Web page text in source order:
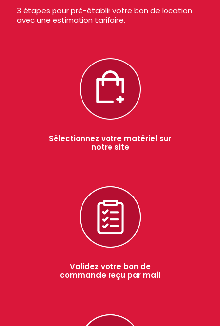
3 étapes pour pré-établir votre bon de location
avec une estimation tarifaire.
Sélectionnez votre matériel sur
notre site
Validez votre bon de
commande reçu par mail